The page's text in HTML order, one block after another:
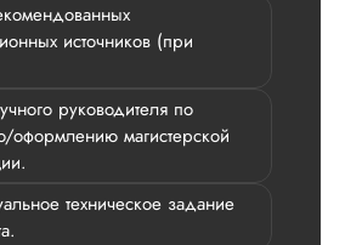
источников (при
руководителя по
оформлению магистерской
техническое задание
Дмитрий